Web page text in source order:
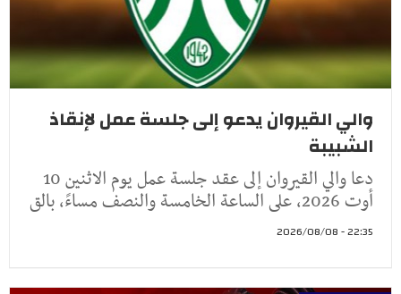
والي القيروان يدعو إلى جلسة عمل لإنقاذ
الشبيبة
دعا والي القيروان إلى عقد جلسة عمل يوم الاثنين 10
أوت 2026، على الساعة الخامسة والنصف مساءً، بالق
22:35 - 2026/08/08